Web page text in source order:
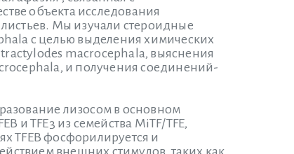
объекта исследования
Мы изучали стероидные
с целью выделения химических
macrocephala, выяснения
и получения соединений-
лизосом в основном
и TFE3 из семейства MiTF/TFE,
TFEB фосфорилируется и
внешних стимулов, таких как